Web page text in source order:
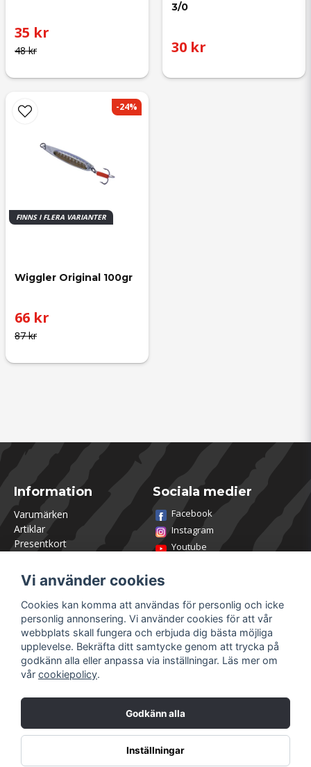
48 kr
35 kr
3/0
30 kr
FINNS I FLERA VARIANTER
Wiggler Original 100gr
87 kr
66 kr
-24%
Information
Varumärken
Artiklar
Presentkort
Om Utklasad
Team Utklasad
Recensera och vinn
Öppettider Lagershop
Jobba hos oss
Returer
Villkor & Policy
Sociala medier
Facebook
Instagram
Youtube
Registrera dig
Glömt lösenord?
Vi använder cookies
Cookies kan komma att användas för personlig och icke
personlig annonsering. Vi använder cookies för att vår
webbplats skall fungera och erbjuda dig bästa möjliga
upplevelse. Bekräfta ditt samtycke genom att trycka på
godkänn alla eller anpassa via inställningar. Läs mer om
vår cookiepolicy.
Godkänn alla
Inställningar